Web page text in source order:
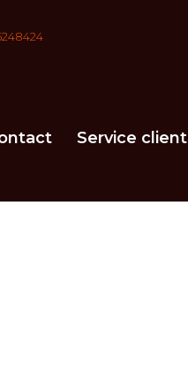
Service client